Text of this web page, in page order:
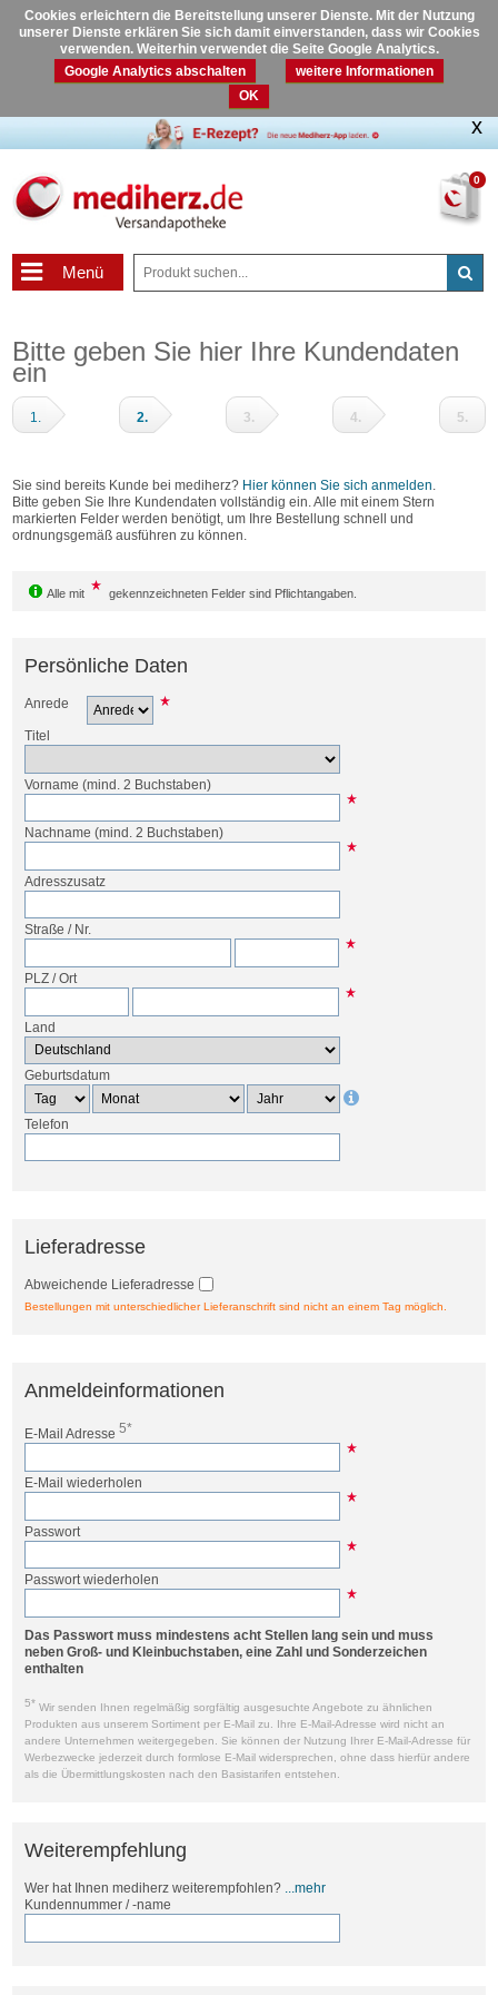
Cookies erleichtern die Bereitstellung unserer Dienste. Mit der Nutzung
unserer Dienste erklären Sie sich damit einverstanden, dass wir Cookies
verwenden. Weiterhin verwendet die Seite Google Analytics.
Google Analytics abschalten
weitere Informationen
OK
0
Menü
Bitte geben Sie hier Ihre Kundendaten
ein
1. 2. 3. 4.
und
Bestellen
5.
Sie sind bereits Kunde bei mediherz? Hier können Sie sich anmelden.
Bitte geben Sie Ihre Kundendaten vollständig ein. Alle mit einem Stern
markierten Felder werden benötigt, um Ihre Bestellung schnell und
ordnungsgemäß ausführen zu können.
Alle mit gekennzeichneten Felder sind Pflichtangaben.
Persönliche Daten
Anrede
Titel
Vorname (mind. 2 Buchstaben)
Nachname (mind. 2 Buchstaben)
Adresszusatz
Straße / Nr.
PLZ/Ort
Land
Geburtsdatum
Telefon
Lieferadresse
Abweichende Lieferadresse
Bestellungen mit unterschiedlicher Lieferanschrift sind nicht an einem Tag möglich.
Anmeldeinformationen
E-Mail Adresse 5*
E-Mail wiederholen
Passwort
Passwort wiederholen
Das Passwort muss mindestens acht Stellen lang sein und muss
neben Groß- und Kleinbuchstaben, eine Zahl und Sonderzeichen
enthalten
5* Wir senden Ihnen regelmäßig sorgfältig ausgesuchte Angebote zu ähnlichen
Produkten aus unserem Sortiment per E-Mail zu. Ihre E-Mail-Adresse wird nicht an
andere Unternehmen weitergegeben. Sie können der Nutzung Ihrer E-Mail-Adresse für
Werbezwecke jederzeit durch formlose E-Mail widersprechen, ohne dass hierfür andere
als die Übermittlungskosten nach den Basistarifen entstehen.
Weiterempfehlung
Wer hat Ihnen mediherz weiterempfohlen? ...mehr
Kundennummer / -name